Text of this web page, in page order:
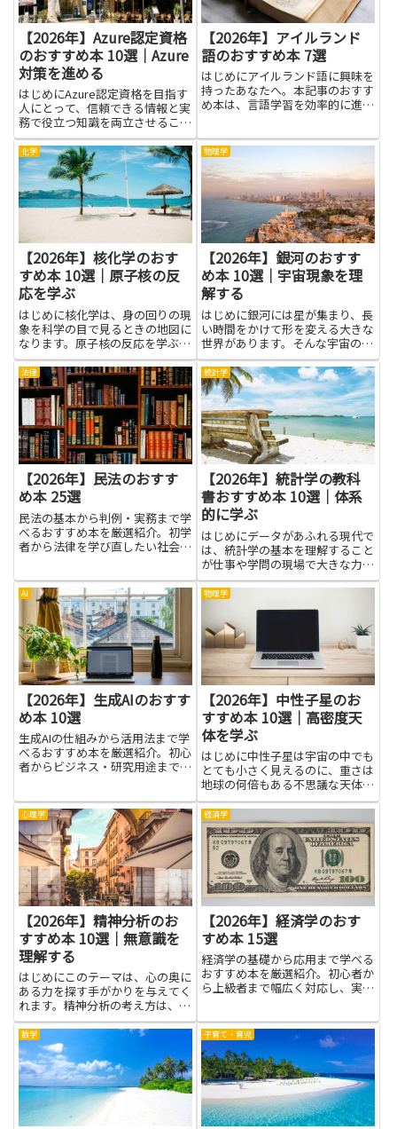
【2026年】Azure認定資格
のおすすめ本 10選｜Azure
対策を進める
はじめにAzure認定資格を目指す
人にとって、信頼できる情報と実
務で役立つ知識を両立させること
は大切です。書籍は難しい用語を
やさしく解き、道筋を描く手助け
をしてくれます。Azure認定資格
の学習では、 basicsを固めると
ともに現場の実例...
【2026年】アイルランド
語のおすすめ本 7選
はじめにアイルランド語に興味を
持ったあなたへ。本記事のおすす
め本は、言語学習を効率的に進め
く・話す・読む・書くの四技能が
バランスよく伸び、学習の実感が
得やすくなります。民話や詩、
現...
化学
【2026年】核化学のおす
すめ本 10選｜原子核の反
応を学ぶ
はじめに核化学は、身の回りの現
象を科学の目で見るときの地図に
なります。原子核の反応を学ぶ
と、太陽で起きているエネルギー
の動きや、私たちの生活に関わる
材料の性質を、やさしくつかむこ
とができます。難しい言葉を多く
覚える必要はありません。基本を
知...
物理学
【2026年】銀河のおすす
め本 10選｜宇宙現象を理
解する
はじめに銀河には星が集まり、長
い時間をかけて形を変える大きな
世界があります。そんな宇宙の謎
をやさしく解く本を読めば、夜空
を見上げるときの目が大きく開
き、学校の授業で習う言葉と現実
の現象がつながるのを感じられま
す。読む人の想像力が広がり、も
の...
法律
【2026年】民法のおすす
め本 25選
民法の基本から判例・実務まで学
べるおすすめ本を厳選紹介。初学
者から法律を学び直したい社会人
統計学
【2026年】統計学の教科
書おすすめ本 10選｜体系
的に学ぶ
はじめにデータがあふれる現代で
は、統計学の基本を理解すること
が仕事や学問の現場で大きな力に
なります。特に教科書のような体
系的な解説は、複雑な考えをひと
つずつ整理し、身近なデータの読
み方を身につける手助けとなりま
す。今回のテーマは、統計学の
教...
AI
【2026年】生成AIのおすす
め本 10選
生成AIの仕組みから活用法まで学
べるおすすめ本を厳選紹介。初心
者からビジネス・研究用途まで幅
物理学
【2026年】中性子星のお
すすめ本 10選｜高密度天
体を学ぶ
はじめに中性子星は宇宙の中でも
とても小さく見えるのに、重さは
地球の何倍もある不思議な天体で
す。その高密度ぶりは私たちの想
像を超え、力の働きや光の性質を
考えるときに楽しい道案内になり
ます。この記事は、中性子星の魅
力をやさしい言葉で伝え、誰で
も...
心理学
【2026年】精神分析のお
すすめ本 10選｜無意識を
理解する
はじめにこのテーマは、心の奥に
ある力を探す手がかりを与えてく
れます。精神分析の考え方は、私
たちがどうしてそう考えるのか、
どうして同じ癖を繰り返すのか
を、やさしく見つめ直す手助けに
なります。無意識を理解すること
は、日々の選択や感情の波に気づ
く...
経済学
【2026年】経済学のおす
すめ本 15選
経済学の基礎から応用まで学べる
おすすめ本を厳選紹介。初心者か
ら上級者まで幅広く対応し、実務
数学 子育て・育児